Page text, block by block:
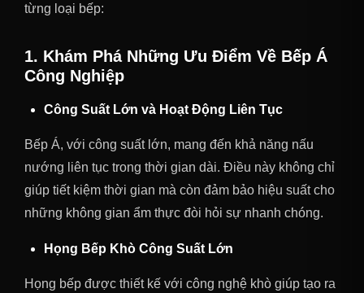
từng loại bếp:
1. Khám Phá Những Ưu Điểm Về Bếp Á
Công Nghiệp
Công Suất Lớn và Hoạt Động Liên Tục
Bếp Á, với công suất lớn, mang đến khả năng nấu
nướng liên tục trong thời gian dài. Điều này không chỉ
giúp tiết kiệm thời gian mà còn đảm bảo hiệu suất cho
những không gian ẩm thực đòi hỏi sự nhanh chóng.
Họng Bếp Khò Công Suất Lớn
Họng bếp được thiết kế với công nghệ khò giúp tạo ra